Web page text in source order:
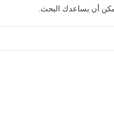
أن يساعدك البحث.